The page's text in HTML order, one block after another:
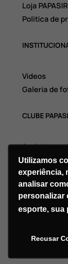
Utilizamos
experiência,
analisar
personalizar
esporte, sua
Recusar
Loja
Politica de
Videos
Galeria de
CLUBE
Assinatura